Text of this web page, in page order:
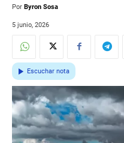
Por Byron Sosa
5 junio, 2026
Escuchar nota